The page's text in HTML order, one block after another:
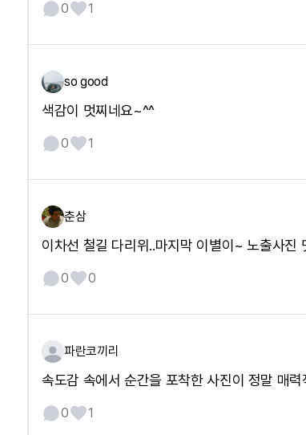
0 1
so good
색감이 멋찌네요~^^
0 1
춘삼
이차선 철길 다리위..마지막 이별이~ 노출사진
0 0
파란코끼리
속도감 속에서 순간을 포착한 사진이 정말 매력
0 1